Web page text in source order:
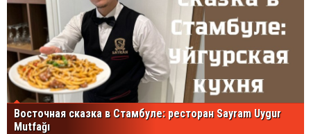
Восточная сказка в Стамбуле: ресторан Sayram Uygur
Mutfağı